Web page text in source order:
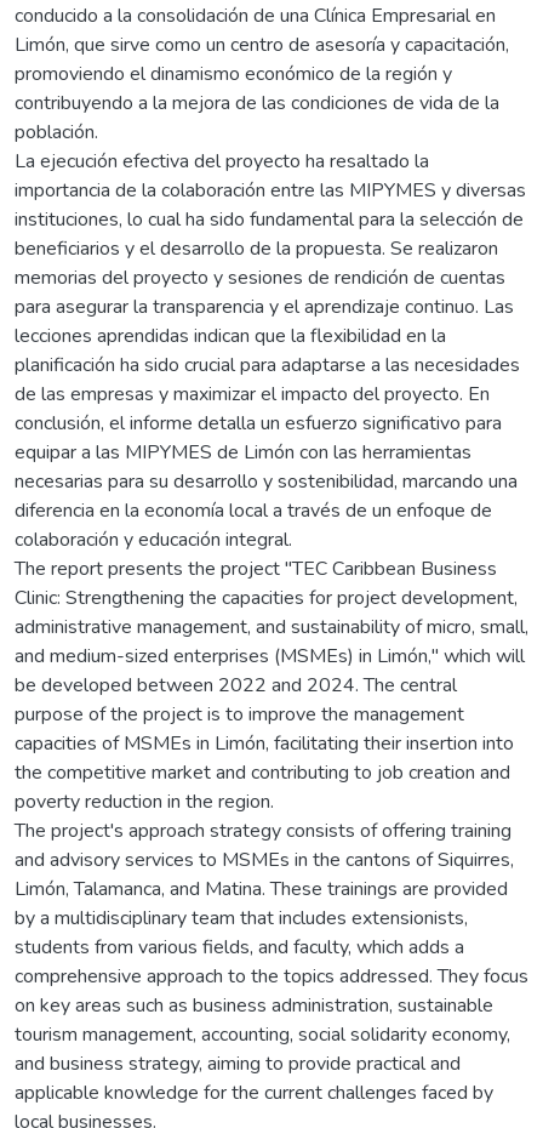
conducido a la consolidación de una Clínica Empresarial en
Limón, que sirve como un centro de asesoría y capacitación,
promoviendo el dinamismo económico de la región y
contribuyendo a la mejora de las condiciones de vida de la
población.
La ejecución efectiva del proyecto ha resaltado la
importancia de la colaboración entre las MIPYMES y diversas
instituciones, lo cual ha sido fundamental para la selección de
beneficiarios y el desarrollo de la propuesta. Se realizaron
memorias del proyecto y sesiones de rendición de cuentas
para asegurar la transparencia y el aprendizaje continuo. Las
lecciones aprendidas indican que la flexibilidad en la
planificación ha sido crucial para adaptarse a las necesidades
de las empresas y maximizar el impacto del proyecto. En
conclusión, el informe detalla un esfuerzo significativo para
equipar a las MIPYMES de Limón con las herramientas
necesarias para su desarrollo y sostenibilidad, marcando una
diferencia en la economía local a través de un enfoque de
colaboración y educación integral.
The report presents the project "TEC Caribbean Business
Clinic: Strengthening the capacities for project development,
administrative management, and sustainability of micro, small,
and medium-sized enterprises (MSMEs) in Limón," which will
be developed between 2022 and 2024. The central
purpose of the project is to improve the management
capacities of MSMEs in Limón, facilitating their insertion into
the competitive market and contributing to job creation and
poverty reduction in the region.
The project's approach strategy consists of offering training
and advisory services to MSMEs in the cantons of Siquirres,
Limón, Talamanca, and Matina. These trainings are provided
by a multidisciplinary team that includes extensionists,
students from various fields, and faculty, which adds a
comprehensive approach to the topics addressed. They focus
on key areas such as business administration, sustainable
tourism management, accounting, social solidarity economy,
and business strategy, aiming to provide practical and
applicable knowledge for the current challenges faced by
local businesses.